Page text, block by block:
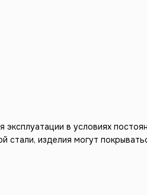
в условиях
стали, изделия могут